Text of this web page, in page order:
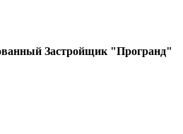
Застройщик "Програнд"